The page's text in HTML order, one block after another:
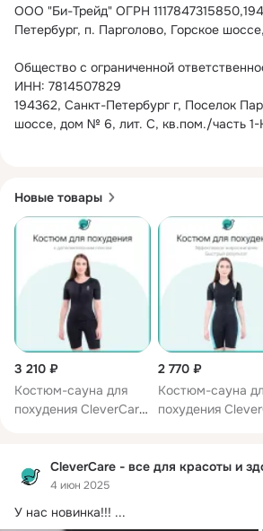
Новые товары
3 210 ₽
Костюм-сауна для
похудения CleverCare
поясом, женский,
черный с розовым
2 770 ₽
Костюм-сауна
похудения
CleverCare - все для красоты и
4 июн 2025
У нас новинка!!! ...
ООО "Би-Трейд" ОГРН
Петербург, п. Парголово, Горское
Общество с ограниченной
ИНН: 7814507829
194362, Санкт-Петербург г, Поселок
шоссе, дом № 6, лит. С, кв.пом./часть